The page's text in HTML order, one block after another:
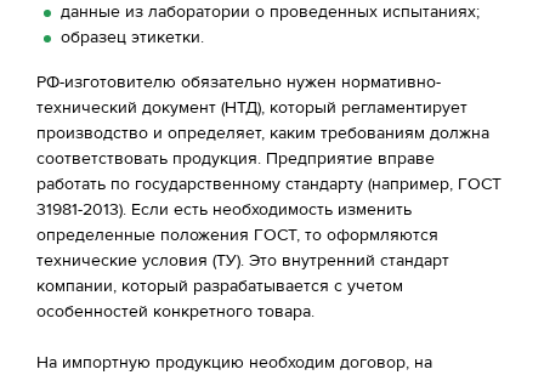
данные из лаборатории о проведенных испытаниях;
образец этикетки.
РФ-изготовителю обязательно нужен нормативно-
технический документ (НТД), который регламентирует
производство и определяет, каким требованиям должна
соответствовать продукция. Предприятие вправе
работать по государственному стандарту (например, ГОСТ
31981-2013). Если есть необходимость изменить
определенные положения ГОСТ, то оформляются
технические условия (ТУ). Это внутренний стандарт
компании, который разрабатывается с учетом
особенностей конкретного товара.
На импортную продукцию необходим договор, на